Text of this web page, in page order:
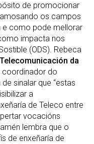
de promocionar
os campos
e como pode mellorar
impacta nos
(ODS). Rebeca
Telecomunicación da
coordinador do
sinalar que “estas
a
de Teleco entre
vocacións
lembra que o
de enxeñaría de